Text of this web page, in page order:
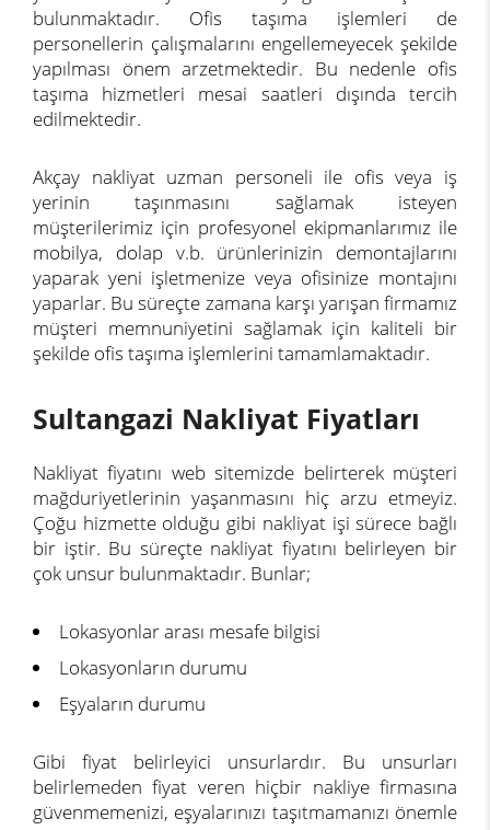
bulunmaktadır. Ofis taşıma işlemleri de
personellerin çalışmalarını engellemeyecek şekilde
yapılması önem arzetmektedir. Bu nedenle ofis
taşıma hizmetleri mesai saatleri dışında tercih
edilmektedir.
Akçay nakliyat uzman personeli ile ofis veya iş
yerinin taşınmasını sağlamak isteyen
müşterilerimiz için profesyonel ekipmanlarımız ile
mobilya, dolap v.b. ürünlerinizin demontajlarını
yaparak yeni işletmenize veya ofisinize montajını
yaparlar. Bu süreçte zamana karşı yarışan firmamız
müşteri memnuniyetini sağlamak için kaliteli bir
şekilde ofis taşıma işlemlerini tamamlamaktadır.
Sultangazi Nakliyat Fiyatları
Nakliyat fiyatını web sitemizde belirterek müşteri
mağduriyetlerinin yaşanmasını hiç arzu etmeyiz.
Çoğu hizmette olduğu gibi nakliyat işi sürece bağlı
bir iştir. Bu süreçte nakliyat fiyatını belirleyen bir
çok unsur bulunmaktadır. Bunlar;
Lokasyonlar arası mesafe bilgisi
Lokasyonların durumu
Eşyaların durumu
Gibi fiyat belirleyici unsurlardır. Bu unsurları
belirlemeden fiyat veren hiçbir nakliye firmasına
güvenmemenizi, eşyalarınızı taşıtmamanızı önemle